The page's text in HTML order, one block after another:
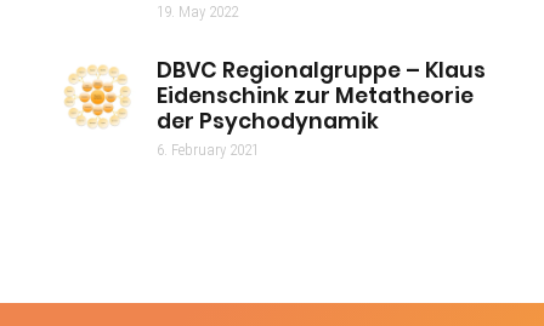
19. May 2022
DBVC Regionalgruppe – Klaus
Eidenschink zur Metatheorie
der Psychodynamik
6. February 2021